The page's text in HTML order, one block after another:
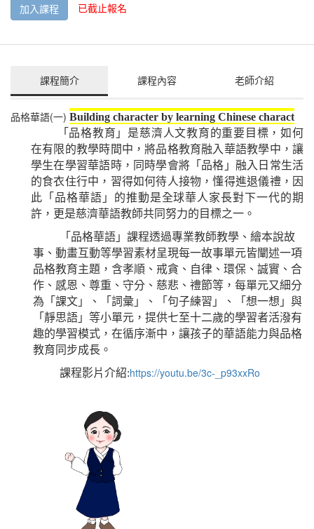
加入課程 已截止報名
課程簡介 課程內容 老師介紹
品格華語(一) Building character by learning Chinese charact
「品格教育」是慈濟人文教育的重要目標，如何
在有限的教學時間中，將品格教育融入華語教學中，讓
學生在學習華語時，同時學會將「品格」融入日常生活
的食衣住行中，習得如何待人接物，懂得進退儀禮，因
此「品格華語」的推動是全球華人家長對下一代的期
許，更是慈濟華語教師共同努力的目標之一。
「品格華語」課程透過專業教師教學、繪本說故
事、動畫互動等學習素材呈現每一故事單元皆闡述一項
品格教育主題，含孝順、戒貪、自律、環保、誠實、合
作、感恩、尊重、守分、慈悲、禮節等，每單元又細分
為「課文」、「詞彙」、「句子練習」、「想一想」與
「靜思語」等小單元，提供七至十二歲的學習者活潑有
趣的學習模式，在循序漸中，讓孩子的華語能力與品格
教育同步成長。
課程影片介紹:https://youtu.be/3c-_p93xxRo